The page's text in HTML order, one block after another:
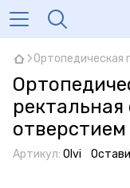
Ортопедическая
ректальная
Артикул: Olvi